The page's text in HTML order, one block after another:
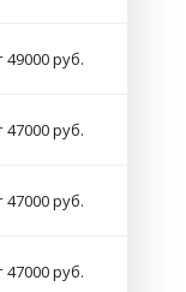
49000 руб.
47000 руб.
47000 руб.
47000 руб.